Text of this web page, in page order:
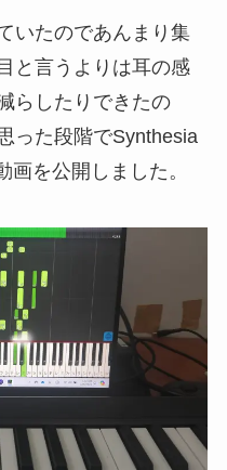
いたのであんまり集
と言うよりは耳の感
らしたりできたの
った段階でSynthesia
画を公開しました。